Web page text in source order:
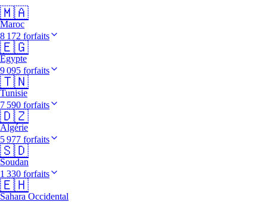
🇲🇦
Maroc
8 172 forfaits
🇪🇬
Égypte
9 095 forfaits
🇹🇳
Tunisie
7 590 forfaits
🇩🇿
Algérie
5 977 forfaits
🇸🇩
Soudan
1 330 forfaits
🇪🇭
Sahara Occidental